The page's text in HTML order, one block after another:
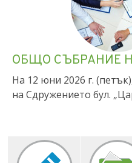
ОБЩО СЪБРАНИЕ
На 12 юни 2026 г.
на Сдружението бул.